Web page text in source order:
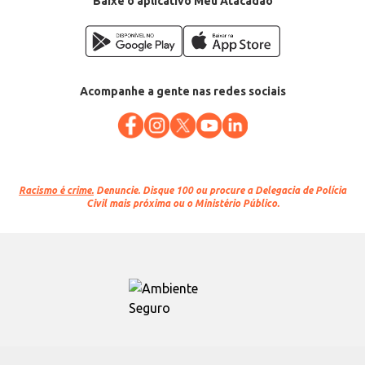
Acompanhe a gente nas redes sociais
Racismo é crime. Denuncie. Disque 100 ou procure a Delegacia de Polícia
Civil mais próxima ou o Ministério Público.